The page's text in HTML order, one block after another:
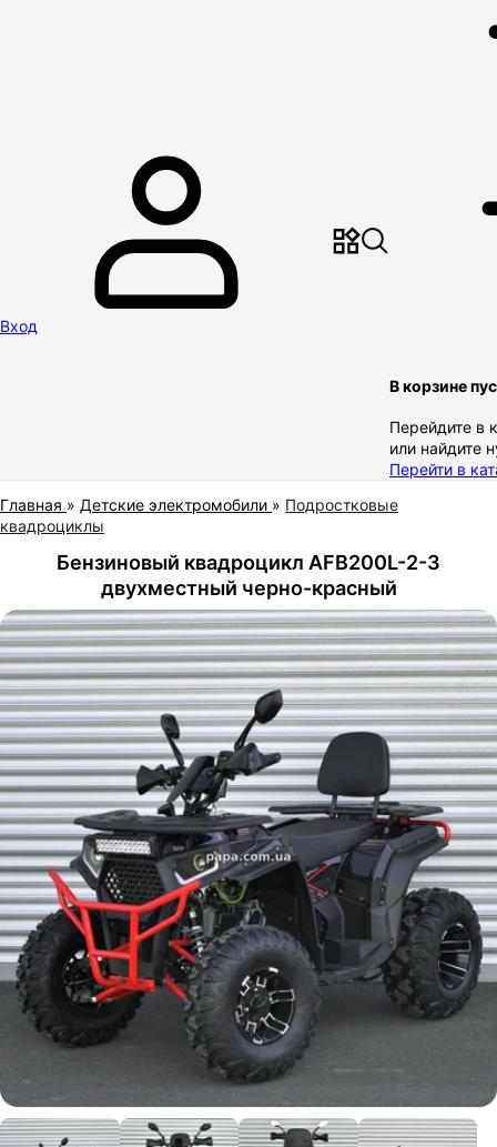
Вход
В корзине
Перейдите в
или найдите
Перейти в
Главная » Детские электромобили » Подростковые
квадроциклы
Бензиновый квадроцикл AFB200L-2-3
двухместный черно-красный